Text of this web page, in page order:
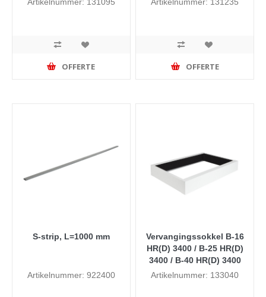
OFFERTE OFFERTE
S-strip, L=1000 mm
Artikelnummer: 922400
Vervangingssokkel B-16
HR(D) 3400 / B-25 HR(D)
3400 / B-40 HR(D) 3400
Artikelnummer: 133040